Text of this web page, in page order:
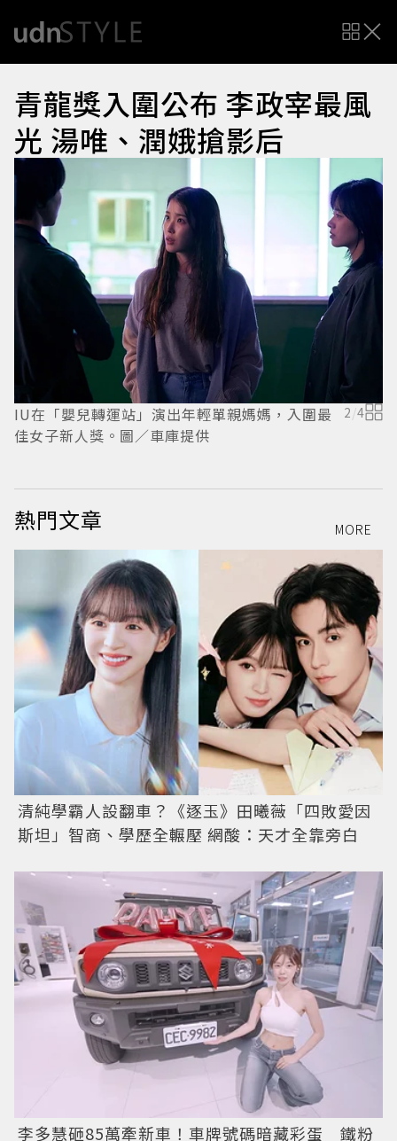
青龍獎入圍公布 李政宰最風
光 湯唯、潤娥搶影后
IU在「嬰兒轉運站」演出年輕單親媽媽，入圍最
佳女子新人獎。圖／車庫提供
2/4
熱門文章 MORE
清純學霸人設翻車？《逐玉》田曦薇「四敗愛因
斯坦」智商、學歷全輾壓 網酸：天才全靠旁白
李多慧砸85萬牽新車！車牌號碼暗藏彩蛋 鐵粉